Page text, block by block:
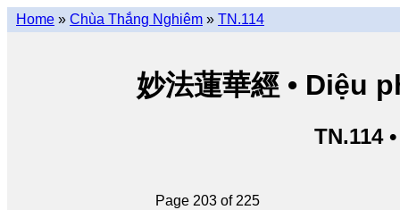
Home » Chùa Thắng Nghiêm » TN.114
妙法蓮華經 • Diệu
TN.114
Page 203 of 225